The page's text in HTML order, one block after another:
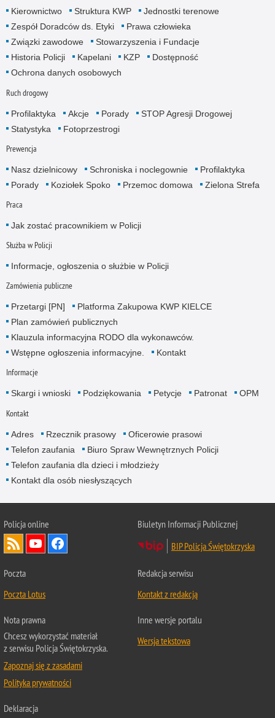
Kierownictwo Struktura KWP
Jednostki terenowe
Zespół Doradców ds. Etyki
Prawa człowieka
Związki zawodowe
Stowarzyszenia i Fundacje
Historia Policji
Kapelani KZP
Dostępność
Ochrona danych osobowych
Ruch drogowy
Profilaktyka Akcje Porady
STOP Agresji Drogowej
Statystyka
Fotoprzestrogi
Prewencja
Nasz dzielnicowy Schroniska i noclegownie
Profilaktyka
Porady
Koziołek Spoko Przemoc domowa Zielona Strefa
Praca
Jak zostać pracownikiem w Policji
Służba w Policji
Informacje, ogłoszenia o służbie w Policji
Zamówienia publiczne
Przetargi [PN]
Platforma Zakupowa KWP KIELCE
Plan zamówień publicznych
Klauzula informacyjna RODO dla wykonawców.
Wstępne ogłoszenia informacyjne.
Kontakt
Informacje
Skargi i wnioski Podziękowania Petycje Patronat OPM
Kontakt
Adres Rzecznik prasowy
Oficerowie prasowi
Telefon zaufania
Biuro Spraw Wewnętrznych Policji
Telefon zaufania dla dzieci i młodzieży
Kontakt dla osób niesłyszących
Policja online
Biuletyn Informacji Publicznej
BIP Policja Świętokrzyska
Poczta
Poczta Lotus
Redakcja serwisu
Kontakt z redakcją
Nota prawna
Chcesz wykorzystać materiał
z serwisu Policja Świętokrzyska.
Zapoznaj się z zasadami
Polityka prywatności
Inne wersje portalu
Wersja tekstowa
Deklaracja